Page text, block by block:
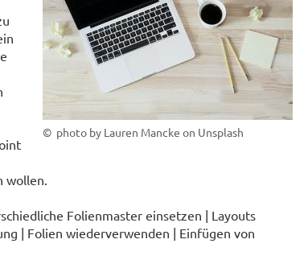
© photo by Lauren Mancke on Unsplash
wollen.
Folienmaster einsetzen | Layouts
| Folien wiederverwenden | Einfügen von